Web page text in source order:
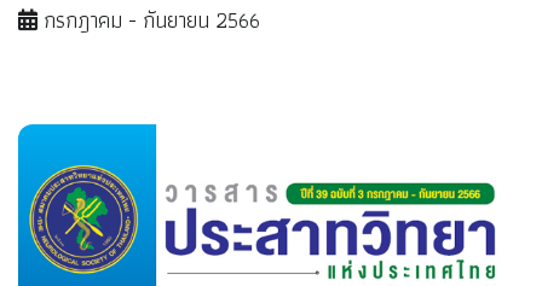
กรกฎาคม - กันยายน 2566